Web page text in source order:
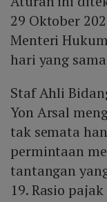
29 Oktober
Menteri
hari yang
Staf Ahli
Yon Arsal
tak semata
permintaan
tantangan
19. Rasio